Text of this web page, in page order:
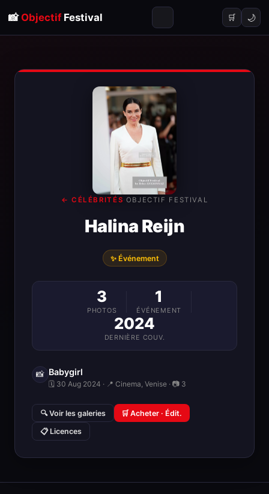
📸 ObjectifFestival 🛒 🌙
← CÉLÉBRITÉS· OBJECTIF FESTIVAL
Halina Reijn
✨ Événement
3
PHOTOS
1
ÉVÉNEMENT
2024
DERNIÈRE COUV.
📸 Babygirl
🗓 30 Aug 2024 · 📍 Cinema, Venise · 📷 3
🔍 Voir les galeries 🛒 Acheter · Édit.
📋 Licences